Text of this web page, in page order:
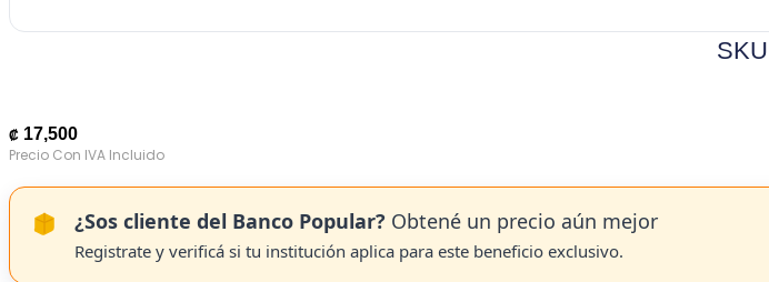
₡ 17,500
¿Sos cliente del Banco Popular? Obtené un precio aún mejor
Registrate y verificá si tu institución aplica para este beneficio exclusivo.